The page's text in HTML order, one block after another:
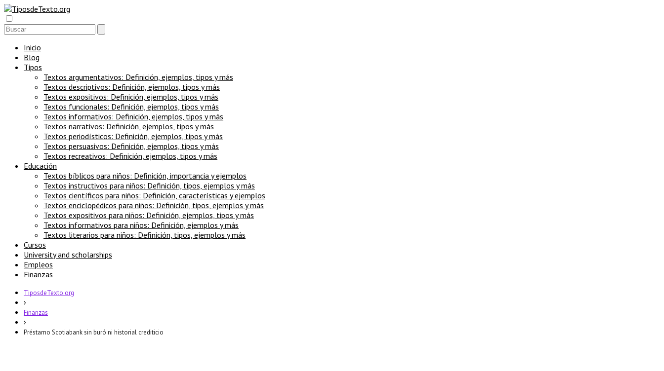
Inicio
Blog
Tipos
Textos argumentativos: Definición, ejemplos, tipos y más
Textos descriptivos: Definición, ejemplos, tipos y más
Textos expositivos: Definición, ejemplos, tipos y más
Textos funcionales: Definición, ejemplos, tipos y más
Textos informativos: Definición, ejemplos, tipos y más
Textos narrativos: Definición, ejemplos, tipos y más
Textos periodísticos: Definición, ejemplos, tipos y más
Textos persuasivos: Definición, ejemplos, tipos y más
Textos recreativos: Definición, ejemplos, tipos y más
Educación
Textos bíblicos para niños: Definición, importancia y ejemplos
Textos instructivos para niños: Definición, tipos, ejemplos y más
Textos científicos para niños: Definición, características y ejemplos
Textos enciclopédicos para niños: Definición, tipos, ejemplos y más
Textos expositivos para niños: Definición, ejemplos, tipos y más
Textos informativos para niños: Definición, ejemplos y más
Textos literarios para niños: Definición, tipos, ejemplos y más
Cursos
University and scholarships
Empleos
Finanzas
TiposdeTexto.org
›
Finanzas
›
Préstamo Scotiabank sin buró ni historial crediticio